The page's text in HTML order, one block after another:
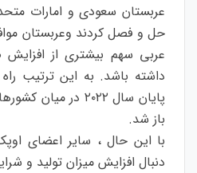
عربستان سعودی و امارات
حل و فصل کردند وعربستان
عربی سهم بیشتری از
داشته باشد. به این ترتیب
پایان سال ۲۰۲۲ در
باز شد.
با این حال ، سایر اعضای
دنبال افزایش میزان تولید و